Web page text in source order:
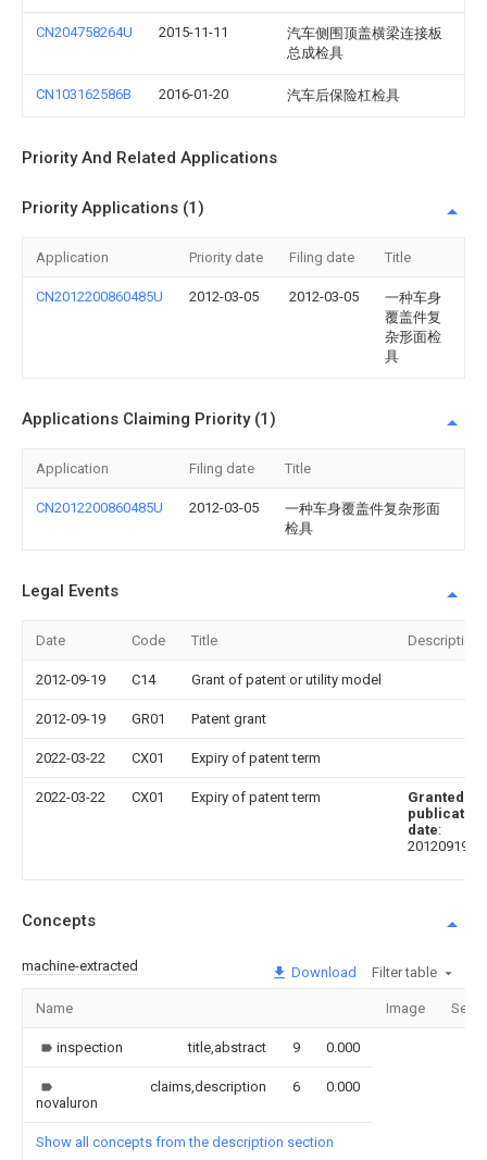
CN204758264U 2015-11-11
汽车侧围顶盖横梁连接板
总成检具
CN103162586B 2016-01-20 汽车后保险杠检具
Priority And Related Applications
Priority Applications (1)
Application Priority date Filing date Title
CN2012200860485U 2012-03-05 2012-03-05
一种车身
覆盖件复
杂形面检
具
Applications Claiming Priority (1)
Application Filing date Title
CN2012200860485U 2012-03-05
一种车身覆盖件复杂形面
检具
Legal Events
Date Code Title Description
2012-09-19 C14 Grant of patent or utility model
2012-09-19 GR01 Patent grant
2022-03-22 CX01 Expiry of patent term
2022-03-22 CX01 Expiry of patent term
Granted
publication
date:
20120919
Concepts
machine-extracted Download Filter table
Name Image
inspection title,abstract 9 0.000
novaluron
claims,description 6 0.000
Show all concepts from the description section